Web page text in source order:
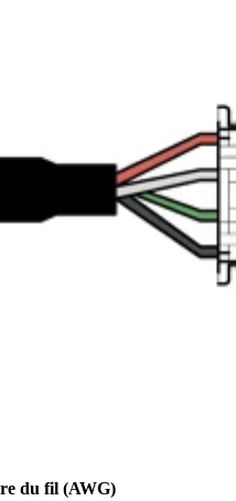
du fil (AWG)